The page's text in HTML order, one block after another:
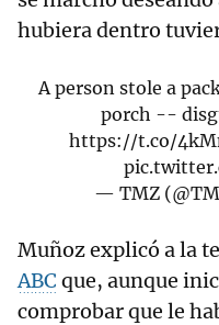
hubiera dentro
A person stole a
porch --
https://t.co/
— TMZ
Muñoz explicó a la
ABC que, aunque
comprobar que le